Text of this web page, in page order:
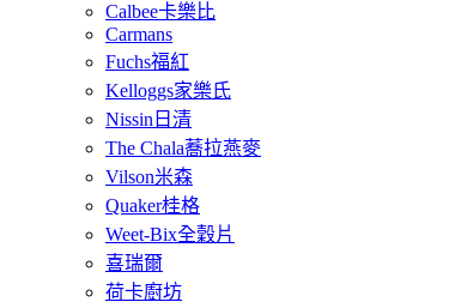
Calbee卡樂比
Carmans
Fuchs福紅
Kelloggs家樂氏
Nissin日清
The Chala蕎拉燕麥
Vilson米森
Quaker桂格
Weet-Bix全穀片
喜瑞爾
荷卡廚坊